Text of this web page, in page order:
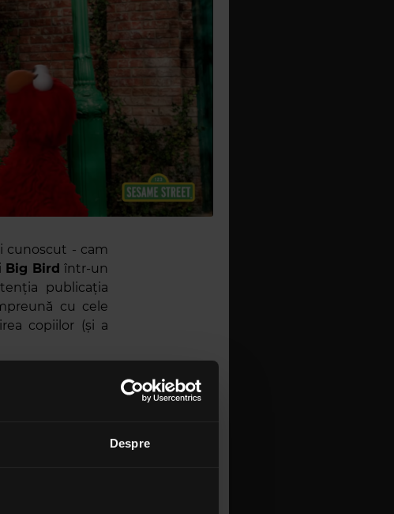
Despre
cunoscut - cam
Big Bird într-un
publicația
cu cele
copiilor (și a
Folick